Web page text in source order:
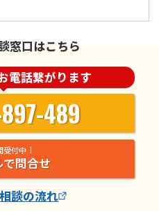
窓口はこちら
電話繋がります
489
受付中
問合せ
談の流れ